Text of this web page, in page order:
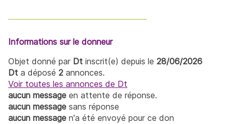
Informations sur le donneur
Objet donné par Dt inscrit(e) depuis le 28/06/2026
Dt a déposé 2 annonces.
Voir toutes les annonces de Dt
aucun message en attente de réponse.
aucun message sans réponse
aucun message n'a été envoyé pour ce don